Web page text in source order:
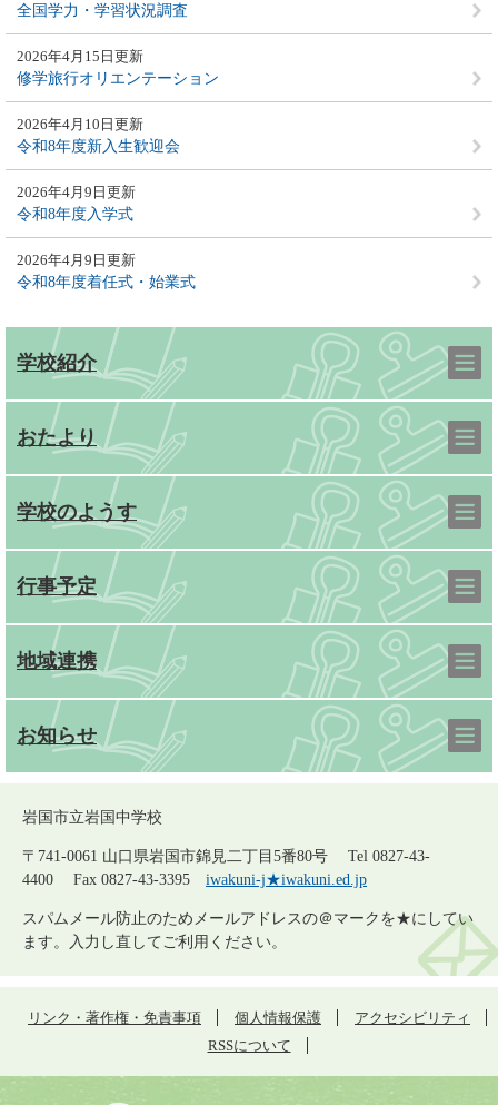
全国学力・学習状況調査
2026年4月15日更新
修学旅行オリエンテーション
2026年4月10日更新
令和8年度新入生歓迎会
2026年4月9日更新
令和8年度入学式
2026年4月9日更新
令和8年度着任式・始業式
学校紹介
おたより
学校のようす
行事予定
地域連携
お知らせ
岩国市立岩国中学校
〒741-0061 山口県岩国市錦見二丁目5番80号 Tel 0827-43-
4400 Fax 0827-43-3395 iwakuni-j★iwakuni.ed.jp
スパムメール防止のためメールアドレスの＠マークを★にしてい
ます。入力し直してご利用ください。
リンク・著作権・免責事項 個人情報保護
アクセシビリティ
RSSについて